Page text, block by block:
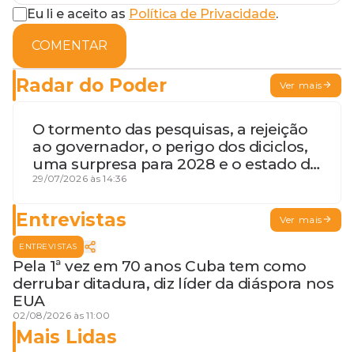
Eu li e aceito as Política de Privacidade.
COMENTAR
Radar do Poder Ver mais
O tormento das pesquisas, a rejeição
ao governador, o perigo dos diciclos,
uma surpresa para 2028 e o estado de
terceira guerra mundial
29/07/2026 às 14:36
Entrevistas Ver mais
ENTREVISTAS
Pela 1ª vez em 70 anos Cuba tem como
derrubar ditadura, diz líder da diáspora nos
EUA
02/08/2026 às 11:00
Mais Lidas